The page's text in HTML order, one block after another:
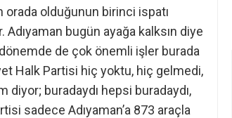
orada olduğunun birinci ispatı
bugün ayağa kalksın diye
de çok önemli işler burada
Halk Partisi hiç yoktu, hiç gelmedi,
buradaydı hepsi buradaydı,
sadece Adıyaman’a 873 araçla